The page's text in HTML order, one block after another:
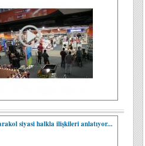
siyasi halkla ilişkileri anlatıyor...